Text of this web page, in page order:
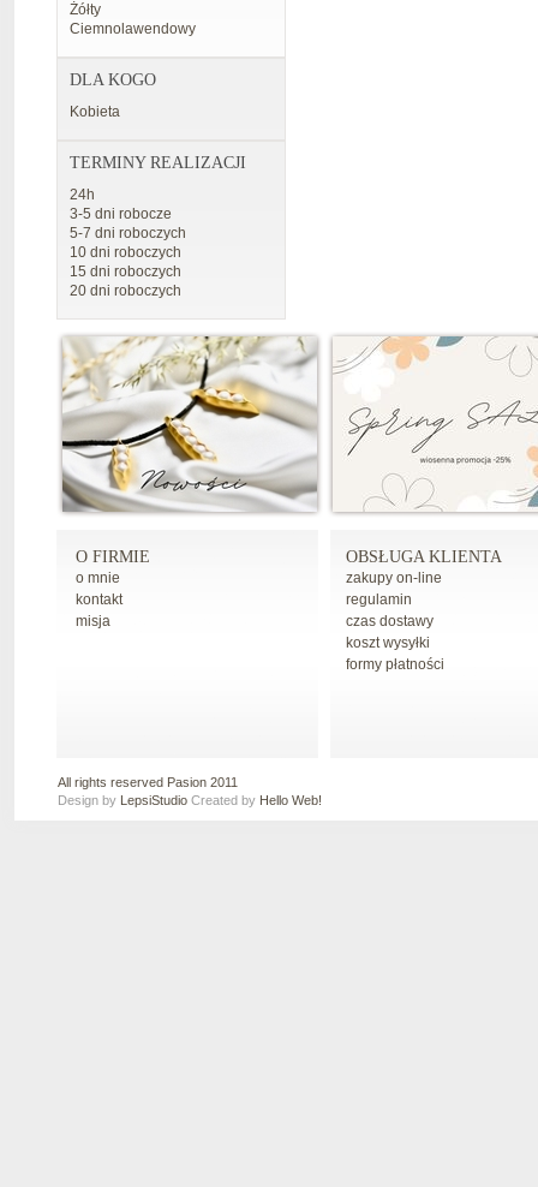
Żółty
Ciemnolawendowy
DLA KOGO
Kobieta
TERMINY REALIZACJI
24h
3-5 dni robocze
5-7 dni roboczych
10 dni roboczych
15 dni roboczych
20 dni roboczych
O FIRMIE
o mnie
kontakt
misja
OBSŁUGA KLIENTA
zakupy on-line
regulamin
czas dostawy
koszt wysyłki
formy płatności
All rights reserved Pasion 2011
Design by LepsiStudio Created by Hello Web!